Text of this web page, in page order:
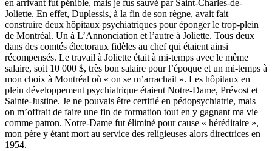
en arrivant fut pénible, mais je fus sauvé par Saint-Charles-de-
Joliette. En effet, Duplessis, à la fin de son règne, avait fait
construire deux hôpitaux psychiatriques pour éponger le trop-plein
de Montréal. Un à L’Annonciation et l’autre à Joliette. Tous deux
dans des comtés électoraux fidèles au chef qui étaient ainsi
récompensés. Le travail à Joliette était à mi-temps avec le même
salaire, soit 10 000 $, très bon salaire pour l’époque et un mi-temps à
mon choix à Montréal où « on se m’arrachait ». Les hôpitaux en
plein développement psychiatrique étaient Notre-Dame, Prévost et
Sainte-Justine. Je ne pouvais être certifié en pédopsychiatrie, mais
on m’offrait de faire une fin de formation tout en y gagnant ma vie
comme patron. Notre-Dame fut éliminé pour cause « héréditaire »,
mon père y étant mort au service des religieuses alors directrices en
1954.